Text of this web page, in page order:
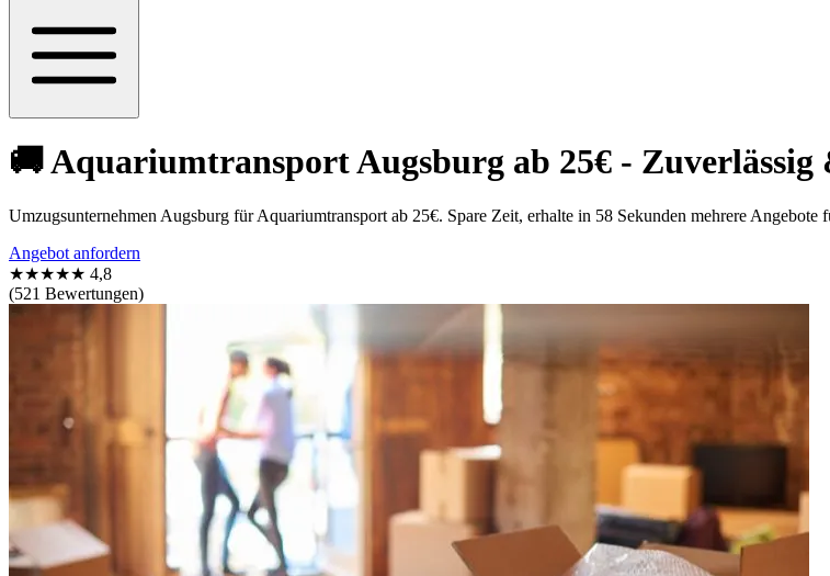
🚚 Aquariumtransport Augsburg ab 25€ - Zuverlässig
Umzugsunternehmen Augsburg für Aquariumtransport ab 25€. Spare Zeit, erhalte in 58 Sekunden mehrere Angebote
Angebot anfordern
★★★★★ 4,8
(521 Bewertungen)